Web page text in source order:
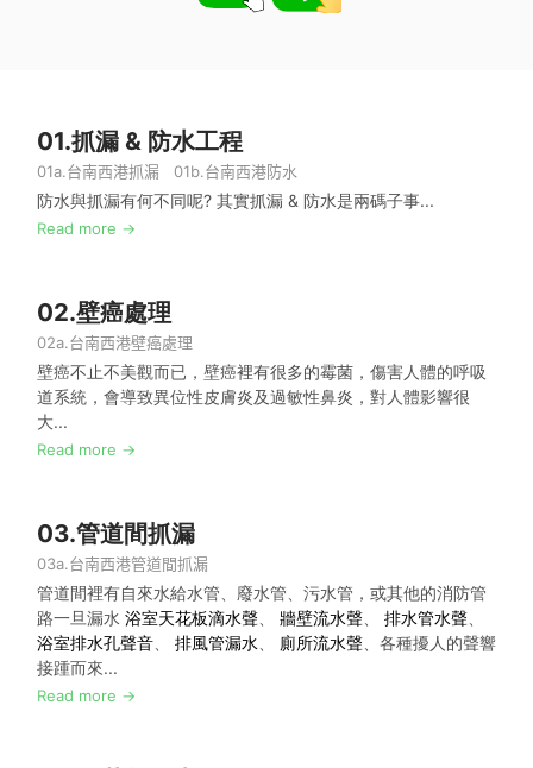
01.抓漏 & 防水工程
01a.台南西港抓漏 01b.台南西港防水
防水與抓漏有何不同呢? 其實抓漏 & 防水是兩碼子事...
Read more →
02.壁癌處理
02a.台南西港壁癌處理
壁癌不止不美觀而已，壁癌裡有很多的霉菌，傷害人體的呼吸
道系統，會導致異位性皮膚炎及過敏性鼻炎，對人體影響很
大...
Read more →
03.管道間抓漏
03a.台南西港管道間抓漏
管道間裡有自來水給水管、廢水管、污水管，或其他的消防管
路一旦漏水 浴室天花板滴水聲 牆壁流水聲 排水管水聲
浴室排水孔聲音
排風管漏水 廁所流水聲 、各種擾人的聲響
接踵而來...
Read more →